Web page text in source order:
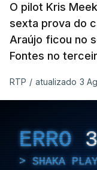
O pilot Kris
sexta prova do
Araújo ficou no
Fontes no
RTP / atualizado 3
ERRO
SHAKA